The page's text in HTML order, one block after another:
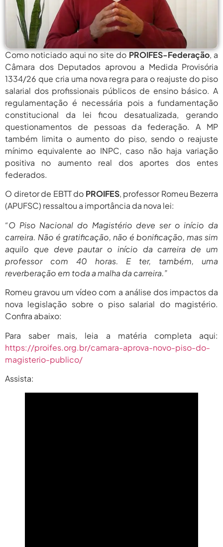
PROIFES Celebra Os 58 Anos Da
agosto 6,
2026
MEC Autoriza 937 Novos Cargos Em
Institutos Federais...
agosto 6,
Balanço Da 78ª SBPC: Na Primeira
Participação, PROIFES...
agosto
6, 2026
6 De Agosto: Dia Nacional Dos
Profissionais De...
agosto 6,
2026
PROIFES Celebra Os 58 Anos Da
APUB...
agosto 6,
2026
MEC Autoriza 937 Novos Cargos Em
Institutos Federais...
agosto 6,
2026
Participação, PROIFES...
6, 2026
Profissionais De...
2026
PROIFES Celebra Os 58 Anos Da
APUB...
agosto 6,
MEC Autoriza 937 Novos Cargos Em
Como noticiado aqui no site do PROIFES-Federação, a
Câmara dos Deputados aprovou a Medida Provisória
1334/26 que cria uma nova regra para o reajuste do piso
salarial dos profissionais públicos de ensino básico. A
regulamentação é necessária pois a fundamentação
constitucional da lei ficou desatualizada, gerando
questionamentos de pessoas da federação. A MP
também limita o aumento do piso, sendo o reajuste
mínimo equivalente ao INPC, caso não haja variação
positiva no aumento real dos aportes dos entes
federados.
O diretor de EBTT do PROIFES, professor Romeu Bezerra
(APUFSC) ressaltou a importância da nova lei:
“O Piso Nacional do Magistério deve ser o início da
carreira. Não é gratificação, não é bonificação, mas sim
aquilo que deve pautar o início da carreira de um
professor com 40 horas. E ter, também, uma
reverberação em toda a malha da carreira.”
Romeu gravou um vídeo com a análise dos impactos da
nova legislação sobre o piso salarial do magistério.
Confira abaixo:
Para saber mais, leia a matéria completa aqui:
https://proifes.org.br/camara-aprova-novo-piso-do-
magisterio-publico/
Assista: